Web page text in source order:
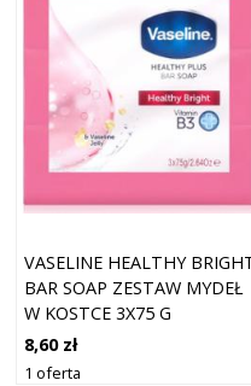
VASELINE HEALTHY
BAR SOAP ZESTAW MYDEŁ
W KOSTCE 3X75 G
8,60 zł
1 oferta